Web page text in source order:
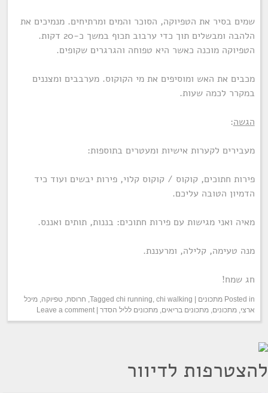
שמים בסיר את הטפיוקה, הסוכר והמים ומרתיחים. מנמיכים את
הלהבה ומבשלים תוך כדי ערבוב תכוף במשך כ-20 דקות.
הטפיוקה מוכנה כאשר היא טפוחה והגרגרים שקופים.
מכבים את האש ומוסיפים את מי הקוקוס. מערבבים ומצננים
במקרר לכמה שעות.
הגשה:
מעבירים לקערות אישיות ומעטרים בתוספות:
פירות חתוכים, קוקוס / קוקוס קלוי, פירות יבשים ועוד כיד
הדמיון הטובה עליכם.
מאיה ואני מגישות עם פירות חתוכים: בננות, תותים ואננס.
מנה טעימה, קלילה, ומרעננת.
חג שמח!
Posted in מתכונים Tagged chi running, chi walking
, חרוסת, טפיוקה,מיכל
ארצי,מתכונים,מתכונים בריאים,מתכונים לליל הסדר Leave a comment
להצטרפות לדיוור